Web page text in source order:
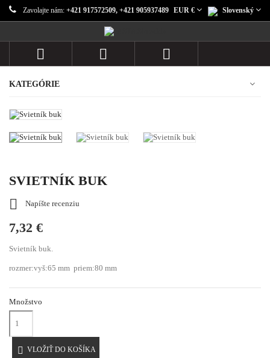
Zavolajte nám: +421 917572509, +421 905937489 Slovenský
EUR €
  
KATEGÓRIE
SVIETNÍK BUK
 Napíšte recenziu
7,32 €
Svietník buk.
rozmer:vyš:65 mm priem:80 mm
Množstvo
 VLOŽIŤ DO KOŠÍKA